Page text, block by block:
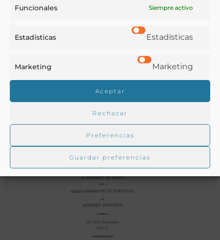
Funcionales Siempre activo
Estadísticas Estadísticas
Marketing Marketing
Aceptar
Rechazar
Preferencias
Guardar preferencias
A Vagabond in Spain
Bogue Lufmann,